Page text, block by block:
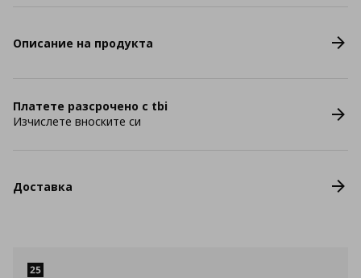
Описание на продукта
Платете разсрочено с tbi
Изчислете вноските си
Доставка